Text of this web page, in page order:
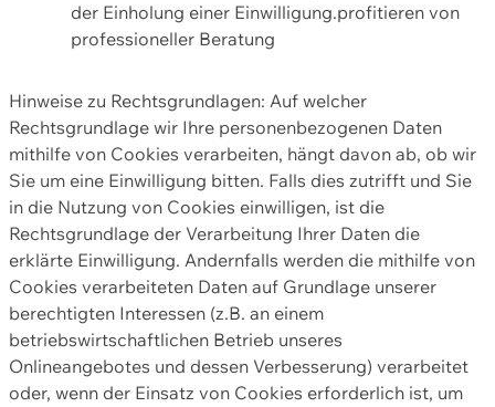
der Einholung einer Einwilligung.profitieren von
professioneller Beratung
Hinweise zu Rechtsgrundlagen: Auf welcher
Rechtsgrundlage wir Ihre personenbezogenen Daten
mithilfe von Cookies verarbeiten, hängt davon ab, ob wir
Sie um eine Einwilligung bitten. Falls dies zutrifft und Sie
in die Nutzung von Cookies einwilligen, ist die
Rechtsgrundlage der Verarbeitung Ihrer Daten die
erklärte Einwilligung. Andernfalls werden die mithilfe von
Cookies verarbeiteten Daten auf Grundlage unserer
berechtigten Interessen (z.B. an einem
betriebswirtschaftlichen Betrieb unseres
Onlineangebotes und dessen Verbesserung) verarbeitet
oder, wenn der Einsatz von Cookies erforderlich ist, um